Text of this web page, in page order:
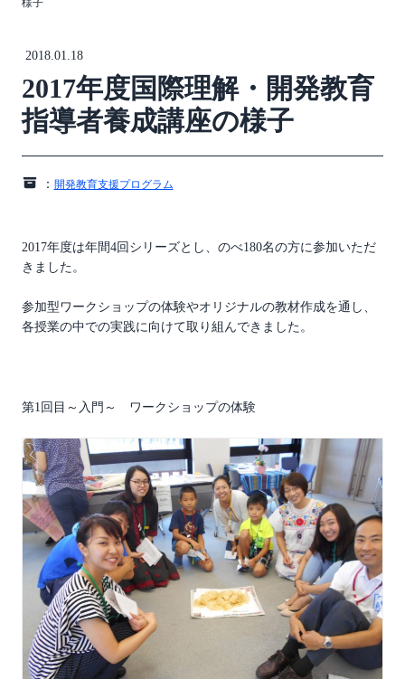
2018.01.18
2017年度国際理解・開発教育
指導者養成講座の様子
： 開発教育支援プログラム
2017年度は年間4回シリーズとし、のべ180名の方に参加いただ
きました。
参加型ワークショップの体験やオリジナルの教材作成を通し、
各授業の中での実践に向けて取り組んできました。
第1回目～入門～ ワークショップの体験